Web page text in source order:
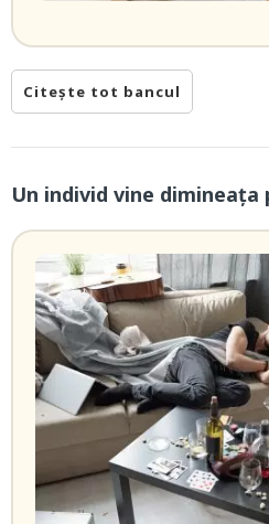
Citește tot bancul
Un individ vine dimineaţa